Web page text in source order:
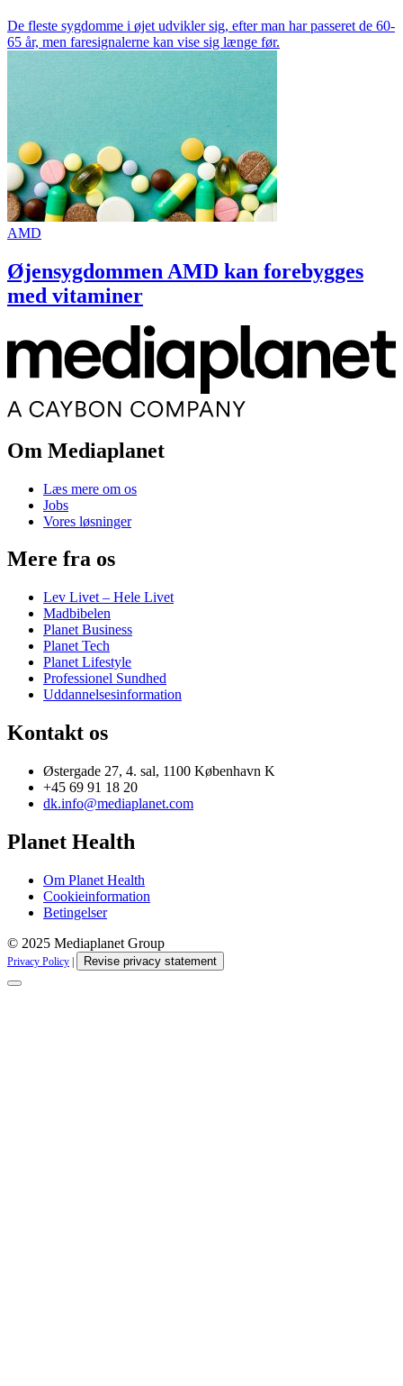
De fleste sygdomme i øjet udvikler sig, efter man har passeret de 60-
65 år, men faresignalerne kan vise sig længe før.
AMD
Øjensygdommen AMD kan forebygges
med vitaminer
Om Mediaplanet
Læs mere om os
Jobs
Vores løsninger
Mere fra os
Lev Livet – Hele Livet
Madbibelen
Planet Business
Planet Tech
Planet Lifestyle
Professionel Sundhed
Uddannelsesinformation
Kontakt os
Østergade 27, 4. sal, 1100 København K
+45 69 91 18 20
dk.info@mediaplanet.com
Planet Health
Om Planet Health
Cookieinformation
Betingelser
© 2025 Mediaplanet Group
Privacy Policy Revise privacy statement